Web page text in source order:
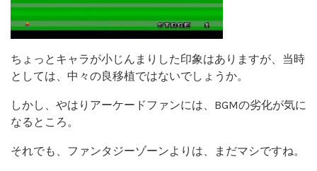
ちょっとキャラが小じんまりした印象はありますが、当時
としては、中々の良移植ではないでしょうか。
しかし、やはりアーケードファンには、BGMの劣化が気に
なるところ。
それでも、ファンタジーゾーンよりは、まだマシですね。